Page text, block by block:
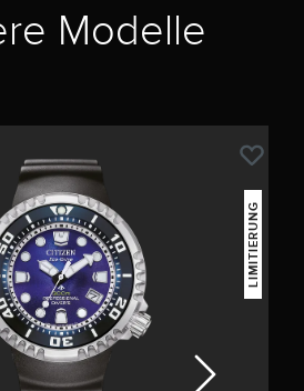
Modelle
LIMITIERUNG